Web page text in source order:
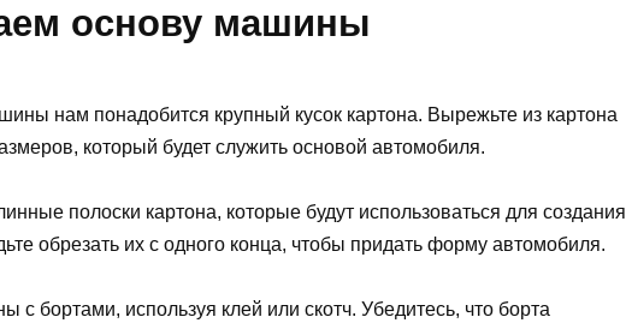
основу машины
нам понадобится крупный кусок картона. Вырежьте из картона
который будет служить основой автомобиля.
полоски картона, которые будут использоваться для создания
обрезать их с одного конца, чтобы придать форму автомобиля.
с бортами, используя клей или скотч. Убедитесь, что борта